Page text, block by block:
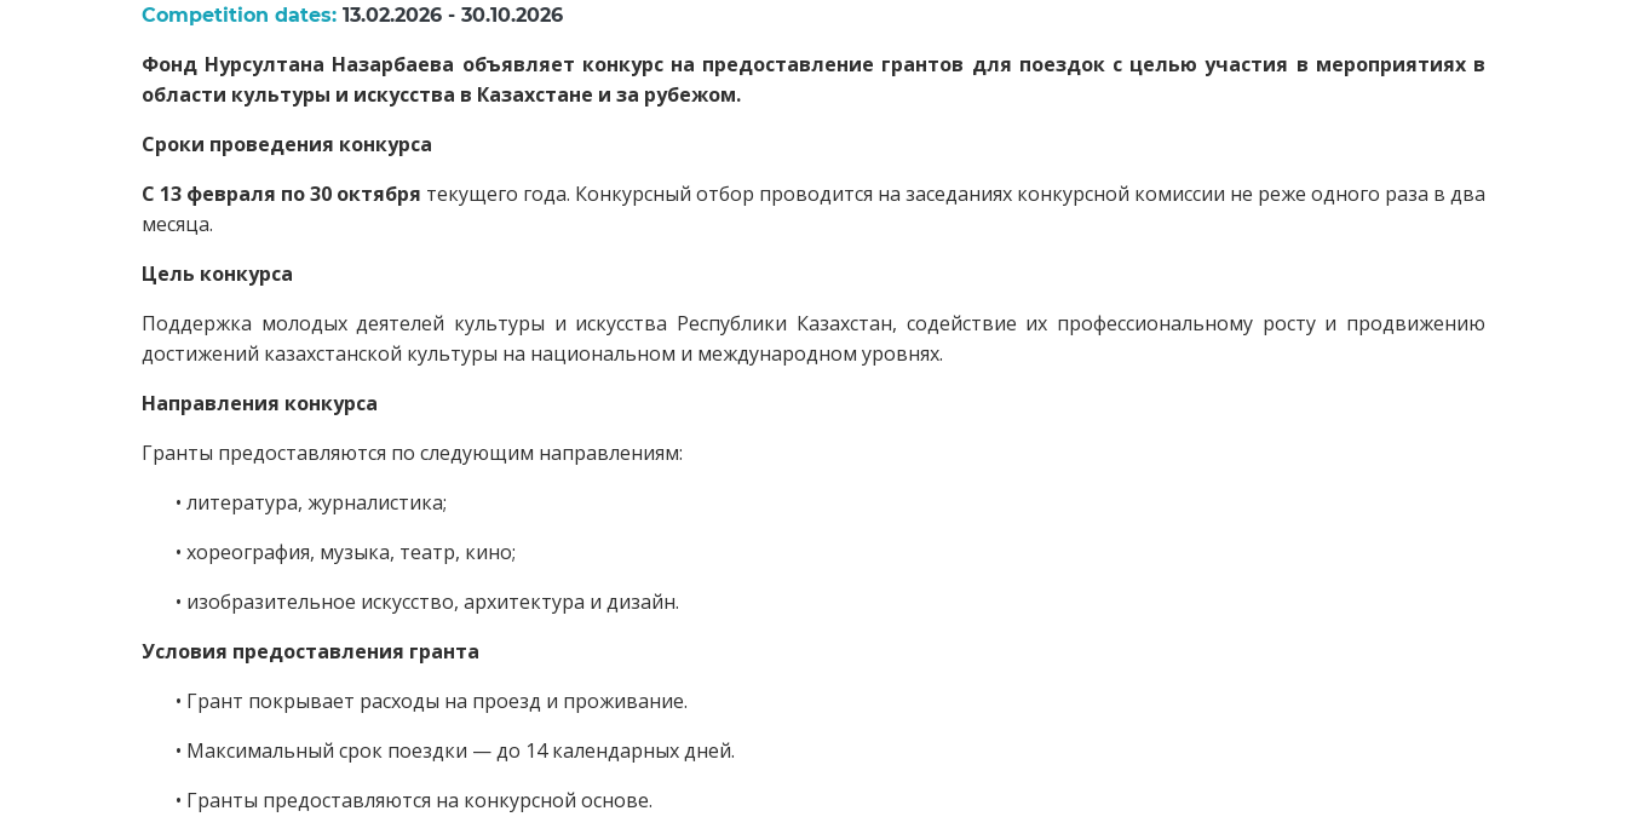
Competition dates: 13.02.2026 - 30.10.2026
Фонд Нурсултана Назарбаева объявляет конкурс на предоставление грантов для поездок с целью участия в мероприятиях в
области культуры и искусства в Казахстане и за рубежом.
Сроки проведения конкурса
С 13 февраля по 30 октября текущего года. Конкурсный отбор проводится на заседаниях конкурсной комиссии не реже одного раза в два
месяца.
Цель конкурса
Поддержка молодых деятелей культуры и искусства Республики Казахстан, содействие их профессиональному росту и продвижению
достижений казахстанской культуры на национальном и международном уровнях.
Направления конкурса
Гранты предоставляются по следующим направлениям:
• литература, журналистика;
• хореография, музыка, театр, кино;
• изобразительное искусство, архитектура и дизайн.
Условия предоставления гранта
• Грант покрывает расходы на проезд и проживание.
• Максимальный срок поездки — до 14 календарных дней.
• Гранты предоставляются на конкурсной основе.